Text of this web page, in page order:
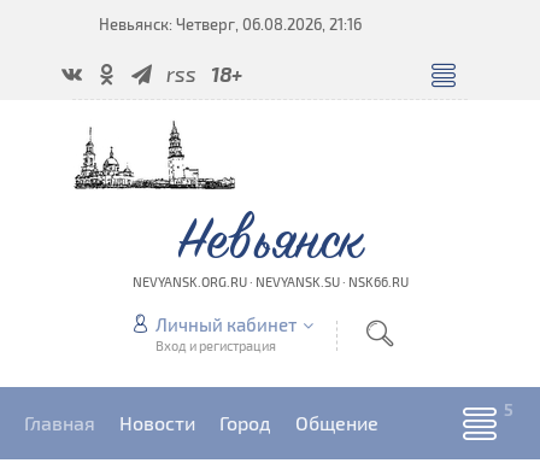
Невьянск: Четверг, 06.08.2026, 21:16
rss 18+
Невьянск
NEVYANSK.ORG.RU · NEVYANSK.SU · NSK66.RU
Личный кабинет
Вход и регистрация
Главная Новости Город Общение